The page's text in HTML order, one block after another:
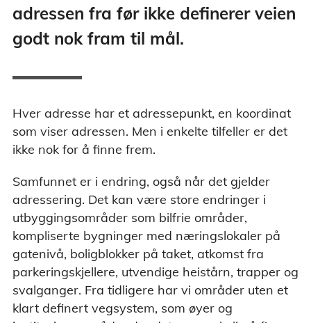
adressen fra før ikke definerer veien
godt nok fram til mål.
Hver adresse har et adressepunkt, en koordinat
som viser adressen. Men i enkelte tilfeller er det
ikke nok for å finne frem.
Samfunnet er i endring, også når det gjelder
adressering. Det kan være store endringer i
utbyggingsområder som bilfrie områder,
kompliserte bygninger med næringslokaler på
gatenivå, boligblokker på taket, atkomst fra
parkeringskjellere, utvendige heistårn, trapper og
svalganger. Fra tidligere har vi områder uten et
klart definert vegsystem, som øyer og